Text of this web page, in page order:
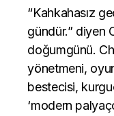
“Kahkahasız
gündür.” diyen
doğumgünü.
yönetmeni,
bestecisi,
‘modern